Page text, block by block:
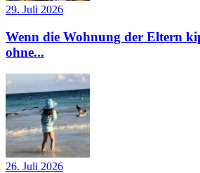
29. Juli 2026
Wenn die Wohnung der Eltern
ohne...
26. Juli 2026